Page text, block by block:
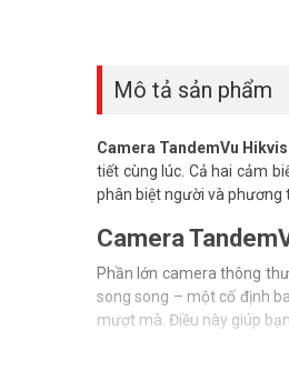
Mô tả sản phẩm
Camera TandemVu
tiết cùng lúc. Cả hai cảm
phân biệt người và phương
Camera
Phần lớn camera thông
song song – một cố định
mượt mà. Điều này giúp